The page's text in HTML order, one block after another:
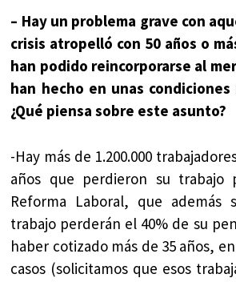
– Hay un problema grave con
crisis atropelló con 50 años o
han podido reincorporarse al
han hecho en unas
¿Qué piensa sobre este asunto?
-Hay más de 1.200.000
años que perdieron su trabajo
Reforma Laboral, que además
trabajo perderán el 40% de su
haber cotizado más de 35 años,
casos (solicitamos que esos